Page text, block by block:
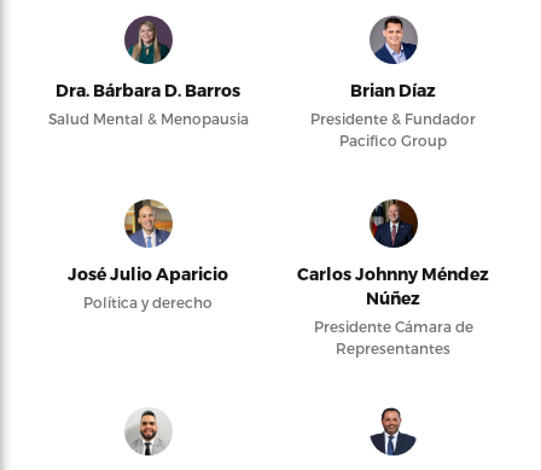
Dra. Bárbara D. Barros
Salud Mental & Menopausia
Brian Díaz
Presidente & Fundador
Pacifico Group
José Julio Aparicio
Política y derecho
Carlos Johnny Méndez
Núñez
Presidente Cámara de
Representantes